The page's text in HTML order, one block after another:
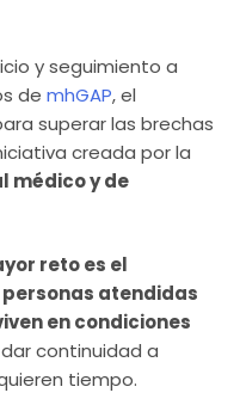
y seguimiento a
de mhGAP, el
superar las brechas
creada por la
médico y de
reto es el
atendidas
en condiciones
continuidad a
tiempo.